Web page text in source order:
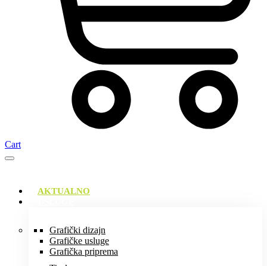
Cart
AKTUALNO
Grafički dizajn
Grafičke usluge
Grafička priprema